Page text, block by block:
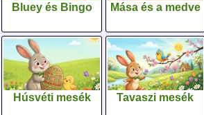
Bluey és Bingo Mása és a medve
Húsvéti mesék Tavaszi mesék